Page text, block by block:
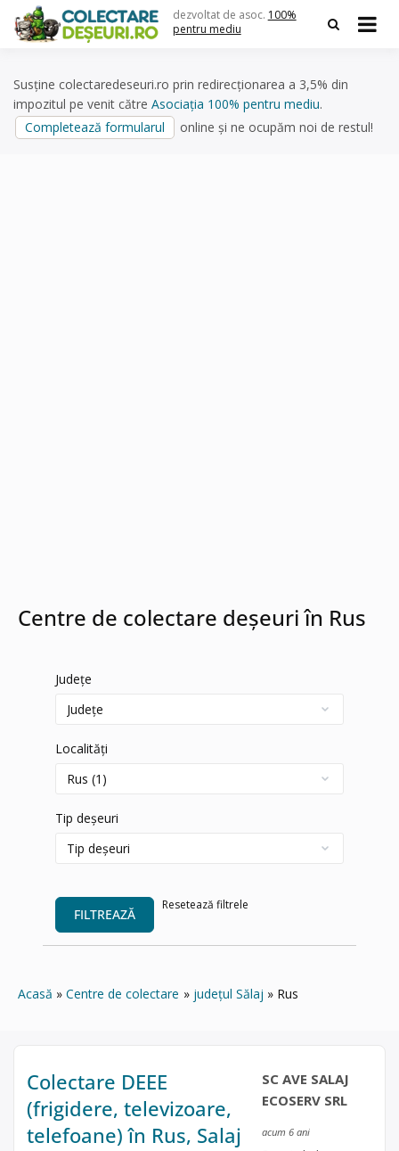
content
dezvoltat de asoc. 100%
pentru mediu
Susține colectaredeseuri.ro prin redirecționarea a 3,5% din
impozitul pe venit către Asociația 100% pentru mediu.
Completează formularul
online și ne ocupăm noi de restul!
Centre de colectare deșeuri în Rus
Județe
Localități
Tip deșeuri
FILTREAZĂ
Resetează filtrele
Acasă Centre de colectare județul Sălaj Rus
Colectare DEEE
(frigidere, televizoare,
telefoane) în Rus, Salaj
SC AVE SALAJ
ECOSERV SRL
acum 6 ani